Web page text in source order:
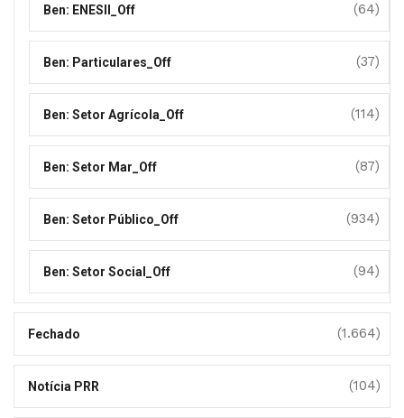
Ben: ENESII_Off (64)
Ben: Particulares_Off (37)
Ben: Setor Agrícola_Off (114)
Ben: Setor Mar_Off (87)
Ben: Setor Público_Off (934)
Ben: Setor Social_Off (94)
Fechado (1.664)
Notícia PRR (104)